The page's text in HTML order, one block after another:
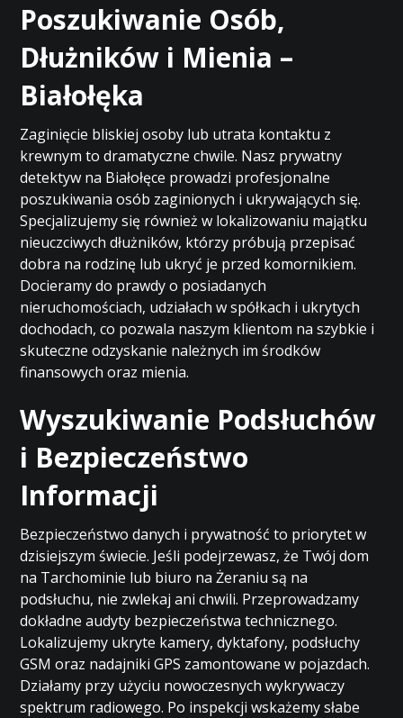
Poszukiwanie Osób,
Dłużników i Mienia –
Białołęka
Zaginięcie bliskiej osoby lub utrata kontaktu z
krewnym to dramatyczne chwile. Nasz prywatny
detektyw na Białołęce prowadzi profesjonalne
poszukiwania osób zaginionych i ukrywających się.
Specjalizujemy się również w lokalizowaniu majątku
nieuczciwych dłużników, którzy próbują przepisać
dobra na rodzinę lub ukryć je przed komornikiem.
Docieramy do prawdy o posiadanych
nieruchomościach, udziałach w spółkach i ukrytych
dochodach, co pozwala naszym klientom na szybkie i
skuteczne odzyskanie należnych im środków
finansowych oraz mienia.
Wyszukiwanie Podsłuchów
i Bezpieczeństwo
Informacji
Bezpieczeństwo danych i prywatność to priorytet w
dzisiejszym świecie. Jeśli podejrzewasz, że Twój dom
na Tarchominie lub biuro na Żeraniu są na
podsłuchu, nie zwlekaj ani chwili. Przeprowadzamy
dokładne audyty bezpieczeństwa technicznego.
Lokalizujemy ukryte kamery, dyktafony, podsłuchy
GSM oraz nadajniki GPS zamontowane w pojazdach.
Działamy przy użyciu nowoczesnych wykrywaczy
spektrum radiowego. Po inspekcji wskażemy słabe